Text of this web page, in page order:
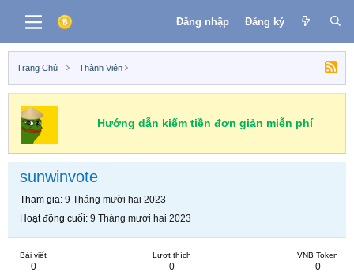
Đăng nhập Đăng ký
Trang Chủ Thành Viên
Hướng dẫn kiếm tiền đơn giản miễn phí
sunwinvote
Tham gia 9 Tháng mười hai 2023
Hoạt động cuối 9 Tháng mười hai 2023
Bài viết
0
Lượt thích
0
VNB Token
0